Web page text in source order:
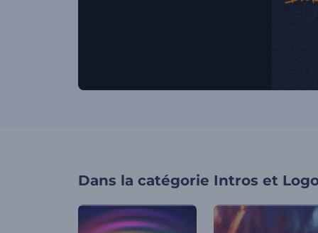
Dans la catégorie Intros et